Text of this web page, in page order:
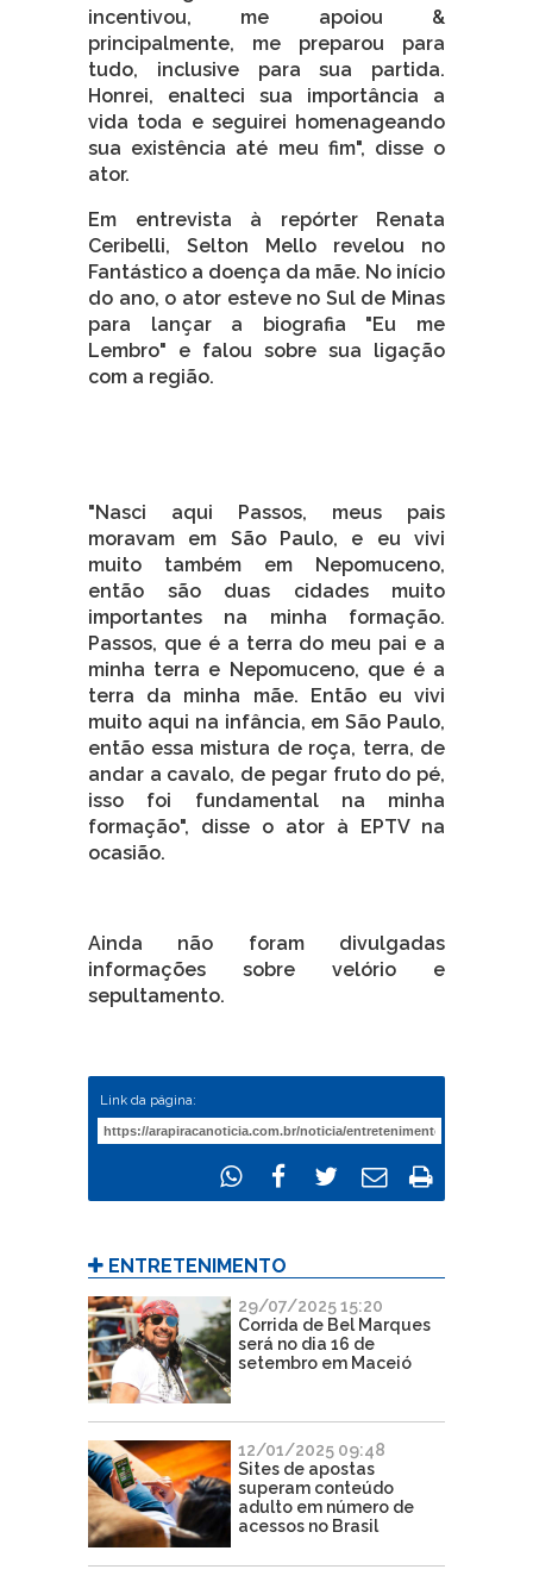
incentivou, me apoiou &
principalmente, me preparou para
tudo, inclusive para sua partida.
Honrei, enalteci sua importância a
vida toda e seguirei homenageando
sua existência até meu fim", disse o
ator.
Em entrevista à repórter Renata
Ceribelli, Selton Mello revelou no
Fantástico a doença da mãe. No início
do ano, o ator esteve no Sul de Minas
para lançar a biografia "Eu me
Lembro" e falou sobre sua ligação
com a região.
"Nasci aqui Passos, meus pais
moravam em São Paulo, e eu vivi
muito também em Nepomuceno,
então são duas cidades muito
importantes na minha formação.
Passos, que é a terra do meu pai e a
minha terra e Nepomuceno, que é a
terra da minha mãe. Então eu vivi
muito aqui na infância, em São Paulo,
então essa mistura de roça, terra, de
andar a cavalo, de pegar fruto do pé,
isso foi fundamental na minha
formação", disse o ator à EPTV na
ocasião.
Ainda não foram divulgadas
informações sobre velório e
sepultamento.
Link da página:
ENTRETENIMENTO
29/07/2025 15:20
Corrida de Bel Marques
será no dia 16 de
setembro em Maceió
12/01/2025 09:48
Sites de apostas
superam conteúdo
adulto em número de
acessos no Brasil